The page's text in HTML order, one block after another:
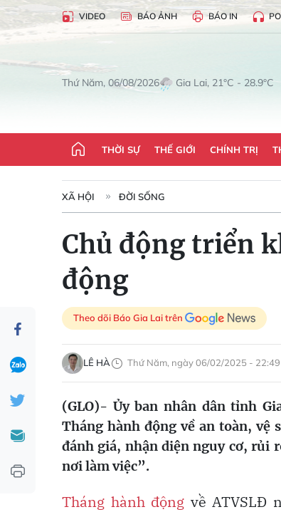
VIDEO BÁO ẢNH BÁO IN
Thứ Năm, 06/08/2026 Gia Lai, 21°C - 28.9°C
THỜI SỰ THẾ GIỚI CHÍNH TRỊ
XÃ HỘI ĐỜI SỐNG
Chủ động triển
động
Theo dõi Báo Gia Lai trên
LÊ HÀ Thứ Năm, ngày 06/02/2025 - 22:49
(GLO)- Ủy ban nhân dân tỉnh
Tháng hành động về an toàn, vệ
đánh giá, nhận diện nguy cơ, rủi
nơi làm việc”.
Tháng hành động về ATVSLĐ